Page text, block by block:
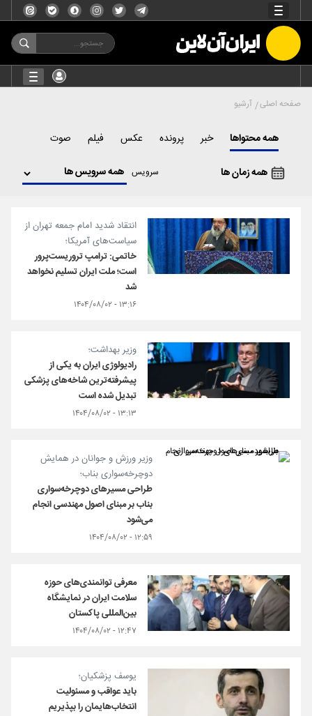
صفحه اصلی آرشیو
همه محتواها خبر پرونده عکس فیلم صوت
همه زمان ها سرویس
انتقاد شدید امام جمعه تهران از
سیاست‌های آمریکا؛
خاتمی: ترامپ تروریست‌پرور
است؛ ملت ایران تسلیم نخواهد
شد
۱۳:۱۶ - ۱۴۰۴/۰۸/۰۲
وزیر بهداشت؛
رادیولوژی ایران به یکی از
پیشرفته‌ترین شاخه‌های پزشکی
تبدیل شده است
۱۳:۱۳ - ۱۴۰۴/۰۸/۰۲
وزیر ورزش و جوانان در همایش
دوچرخه‌سواری بناب؛
طراحی مسیرهای دوچرخه‌سواری
بناب بر مبنای اصول مهندسی انجام
می‌شود
۱۲:۵۹ - ۱۴۰۴/۰۸/۰۲
معرفی توانمندی‌های حوزه
سلامت ایران در نمایشگاه
بین‌المللی پاکستان
۱۲:۴۷ - ۱۴۰۴/۰۸/۰۲
یوسف پزشکیان؛
باید عواقب و مسئولیت
انتخاب‌هایمان را بپذیریم